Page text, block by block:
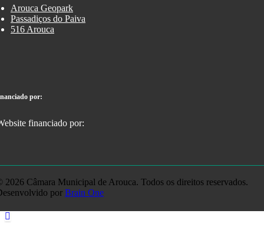
Arouca Geopark
Passadiços do Paiva
516 Arouca
por:
2026 Câmara Municipal de Arouca. Todos os direitos reservados.
por Brain One